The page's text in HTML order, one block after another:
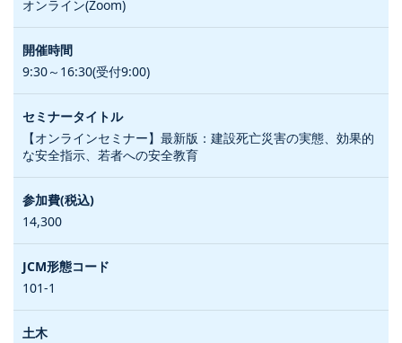
オンライン(Zoom)
9:30～16:30(受付9:00)
【オンラインセミナー】最新版：建設死亡災害の実態、効果的
な安全指示、若者への安全教育
14,300
101-1